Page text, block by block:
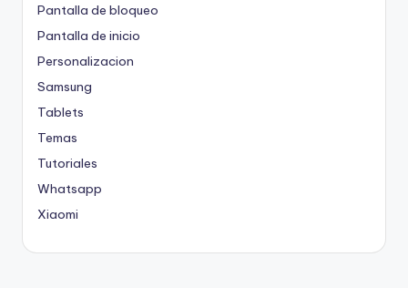
Pantalla de bloqueo
Pantalla de inicio
Personalizacion
Samsung
Tablets
Temas
Tutoriales
Whatsapp
Xiaomi